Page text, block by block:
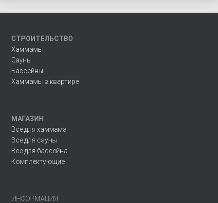
СТРОИТЕЛЬСТВО
Хаммамы
Сауны
Бассейны
Хаммамы в квартире
МАГАЗИН
Все для хаммама
Все для сауны
Все для бассейна
Комплектующие
ИНФОРМАЦИЯ